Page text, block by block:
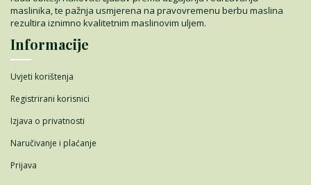
maslinika, te pažnja usmjerena na pravovremenu berbu maslina
rezultira iznimno kvalitetnim maslinovim uljem.
Informacije
Uvjeti korištenja
Registrirani korisnici
Izjava o privatnosti
Naručivanje i plaćanje
Prijava